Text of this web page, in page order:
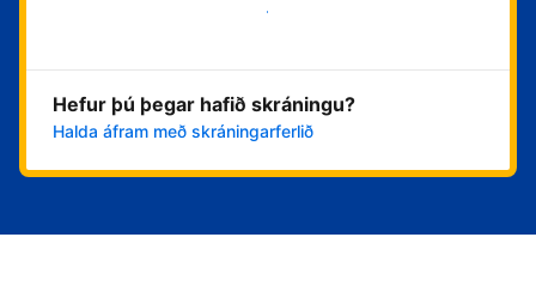
Byrja núna
Hefur þú þegar hafið skráningu?
Halda áfram með skráningarferlið